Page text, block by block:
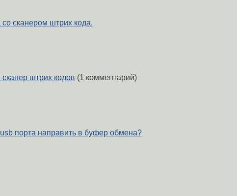
со сканером штрих кода.
сканер штрих кодов (1 комментарий)
порта направить в буфер обмена?